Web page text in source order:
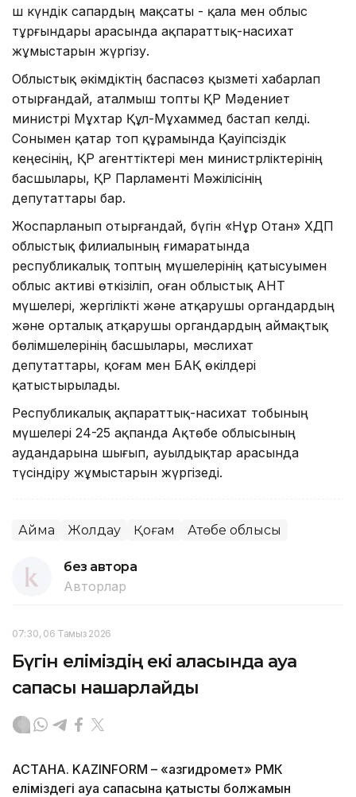
Үш күндік сапардың мақсаты - қала мен облыс
тұрғындары арасында ақпараттық-насихат
жұмыстарын жүргізу.
Облыстық әкімдіктің баспасөз қызметі хабарлап
отырғандай, аталмыш топты ҚР Мәдениет
министрі Мұхтар Құл-Мұхаммед бастап келді.
Сонымен қатар топ құрамында Қауіпсіздік
кеңесінің, ҚР агенттіктері мен министрліктерінің
басшылары, ҚР Парламенті Мәжілісінің
депутаттары бар.
Жоспарланып отырғандай, бүгін «Нұр Отан» ХДП
облыстық филиалының ғимаратында
республикалық топтың мүшелерінің қатысуымен
облыс активі өткізіліп, оған облыстық АНТ
мүшелері, жергілікті және атқарушы органдардың
және орталық атқарушы органдардың аймақтық
бөлімшелерінің басшылары, мәслихат
депутаттары, қоғам мен БАҚ өкілдері
қатыстырылады.
Республикалық ақпараттық-насихат тобының
мүшелері 24-25 ақпанда Ақтөбе облысының
аудандарына шығып, ауылдықтар арасында
түсіндіру жұмыстарын жүргізеді.
Аймақ Жолдау Қоғам Ақтөбе облысы
без автора
Авторлар
07:30, 06 Тамыз 2026
Бүгін еліміздің екі қаласында ауа
сапасы нашарлайды
АСТАНА. KAZINFORM – «Қазгидромет» РМК
еліміздегі ауа сапасына қатысты болжамын